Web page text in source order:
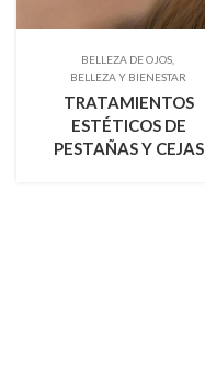
BELLEZA DE OJOS
BELLEZA Y BIENESTAR
TRATAMIENTOS
ESTÉTICOS DE
PESTAÑAS Y CEJAS